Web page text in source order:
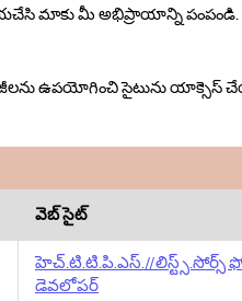
మాకు మీ అభిప్రాయాన్ని పంపండి.
ఉపయోగించి సైటును యాక్సెస్
వెబ్ సైట్
హెచ్‌.టి.టి.పి‌.ఎస్.//లిస్ట్స్.సోర్స్
డెవలోపర్